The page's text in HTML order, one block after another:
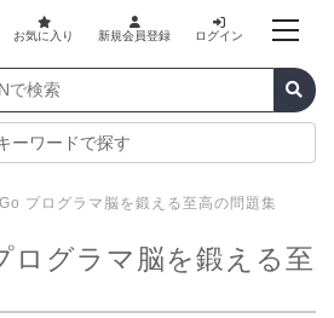
お気に入り 新規会員登録 ログイン
ーワードで探す
プログラマ脳を鍛える至高の問題集
ログラマ脳を鍛える至